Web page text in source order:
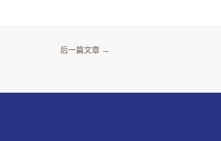
后一篇文章 →